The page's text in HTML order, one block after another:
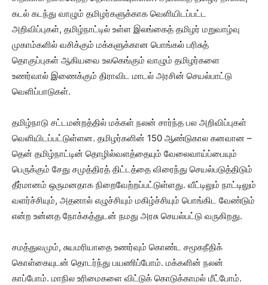
கடல் கடந்து வாழும் தமிழர்களுக்காக வெளியிடப்பட்ட
அறிவிப்புகள், தமிழ்நாட்டில் உள்ள இலங்கைத் தமிழர் மறுவாழ்வு
முகாம்களில் வசிக்கும் மக்களுக்கான பொங்கல் பரிசுத்
தொகுப்புகள் ஆகியவை உலகெங்கும் வாழும் தமிழர்களை
உணர்வால் இணைக்கும் திராவிட மாடல் அரசின் செயல்பாட்டு
வெளிப்பாடுகள்.
தமிழ்நாடு சட்டமன்றத்தில் மக்கள் நலன் சார்ந்த பல அறிவிப்புகள்
வெளியிடப்பட்டுள்ளன. தமிழர்களின் 150 ஆண்டுகால கனவான –
தென் தமிழ்நாட்டின் தொழில்வளத்தையும் வேலைவாய்ப்பையும்
பெருக்கும் சேது சமுத்திரத் திட்டத்தை விரைந்து செயல்படுத்திடும்
தீர்மானம் ஒருமனதாக நிறைவேற்றப்பட்டுள்ளது. வீட்டிலும் நாட்டிலும்
வளர்ச்சியும், அதனால் எழுச்சியும் மகிழ்ச்சியும் பொங்கிட வேண்டும்
என்ற உன்னத நோக்கத்துடன் நமது அரசு செயல்பட்டு வருகிறது.
சமத்துவமும், சுயமரியாதை உணர்வும் கொண்ட சமூகநீதிக்
கொள்கையுடன் தொடர்ந்து பயணிப்போம். மக்களின் நலன்
காப்போம். மாநில உரிமைகளை விட்டுக் கொடுக்காமல் மீட்போம்.